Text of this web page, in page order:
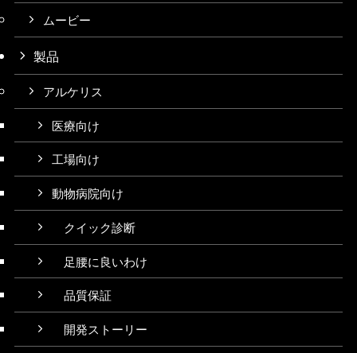
ムービー
製品
アルケリス
医療向け
工場向け
動物病院向け
クイック診断
足腰に良いわけ
品質保証
開発ストーリー